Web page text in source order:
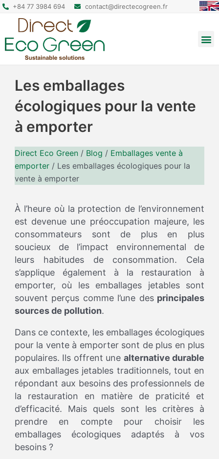
+84 77 3984 694 contact@directecogreen.fr
Les emballages
écologiques pour la vente
à emporter
Direct Eco Green / Blog / Emballages vente à
emporter / Les emballages écologiques pour la
vente à emporter
À l’heure où la protection de l’environnement
est devenue une préoccupation majeure, les
consommateurs sont de plus en plus
soucieux de l’impact environnemental de
leurs habitudes de consommation. Cela
s’applique également à la restauration à
emporter, où les emballages jetables sont
souvent perçus comme l’une desprincipales
sources de pollution.
Dans ce contexte, les emballages écologiques
pour la vente à emporter sont de plus en plus
populaires. Ils offrent une alternative durable
aux emballages jetables traditionnels, tout en
répondant aux besoins des professionnels de
la restauration en matière de praticité et
d’efficacité. Mais quels sont les critères à
prendre en compte pour choisir les
emballages écologiques adaptés à vos
besoins ?